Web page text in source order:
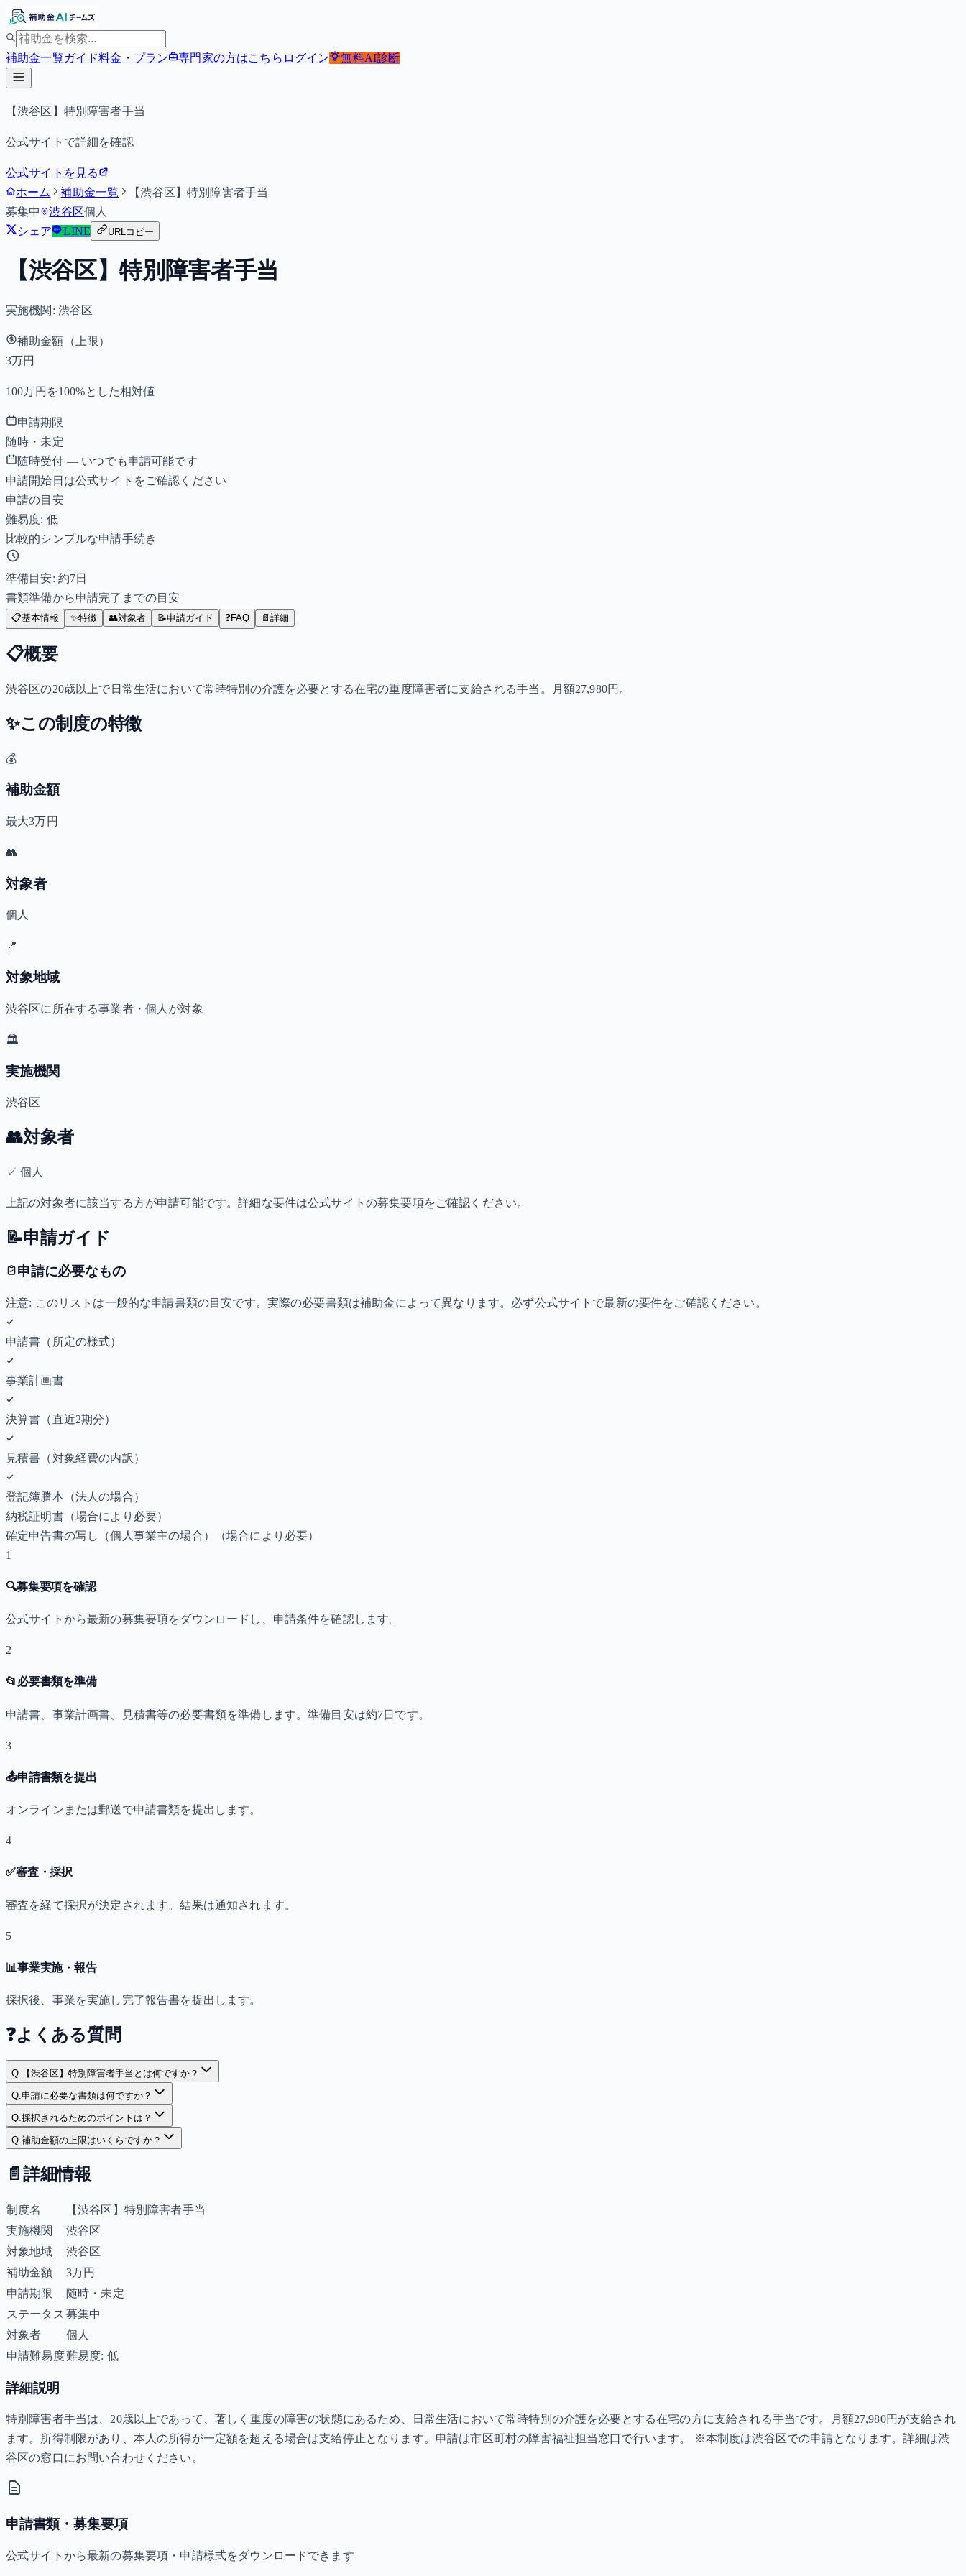
補助金一覧ガイド料金・プラン 専門家の方はこちら ログイン 無料AI診断
【渋谷区】特別障害者手当
公式サイトで詳細を確認
公式サイトを見る
ホーム
補助金一覧
【渋谷区】特別障害者手当
募集中
渋谷区個人
シェア
LINE URLコピー
【渋谷区】特別障害者手当
実施機関: 渋谷区
補助金額（上限）
3万円
100万円を100%とした相対値
申請期限
随時・未定
随時受付 — いつでも申請可能です
申請開始日は公式サイトをご確認ください
申請の目安
難易度: 低
比較的シンプルな申請手続き
準備目安: 約7日
書類準備から申請完了までの目安
📋基本情報 ✨特徴 👥対象者 📝申請ガイド ❓FAQ 📄 詳細
📋概要
渋谷区の20歳以上で日常生活において常時特別の介護を必要とする在宅の重度障害者に支給される手当。月額27,980円。
✨この制度の特徴
💰
補助金額
最大3万円
👥
対象者
個人
📍
対象地域
渋谷区に所在する事業者・個人が対象
🏛️
実施機関
渋谷区
👥対象者
✓個人
上記の対象者に該当する方が申請可能です。詳細な要件は公式サイトの募集要項をご確認ください。
📝申請ガイド
申請に必要なもの
注意: このリストは一般的な申請書類の目安です。実際の必要書類は補助金によって異なります。必ず公式サイトで最新の要件をご確認ください。
申請書（所定の様式）
事業計画書
決算書（直近2期分）
見積書（対象経費の内訳）
登記簿謄本（法人の場合）
納税証明書（場合により必要）
確定申告書の写し（個人事業主の場合）
（場合により必要）
1
🔍募集要項を確認
公式サイトから最新の募集要項をダウンロードし、申請条件を確認します。
2
📂 必要書類を準備
申請書、事業計画書、見積書等の必要書類を準備します。準備目安は約7日です。
3
📤申請書類を提出
オンラインまたは郵送で申請書類を提出します。
4
✅審査・採択
審査を経て採択が決定されます。結果は通知されます。
5
📊事業実施・報告
採択後、事業を実施し完了報告書を提出します。
❓よくある質問
Q. 【渋谷区】特別障害者手当とは何ですか？
Q.申請に必要な書類は何ですか？
Q.採択されるためのポイントは？
Q.補助金額の上限はいくらですか？
📄 詳細情報
制度名
【渋谷区】特別障害者手当
実施機関
渋谷区
対象地域
渋谷区
補助金額
3万円
申請期限
随時・未定
ステータス 募集中
対象者
個人
申請難易度難易度: 低
詳細説明
特別障害者手当は、20歳以上であって、著しく重度の障害の状態にあるため、日常生活において常時特別の介護を必要とする在宅の方に支給される手当です。月額27,980円が支給され
ます。所得制限があり、本人の所得が一定額を超える場合は支給停止となります。申請は市区町村の障害福祉担当窓口で行います。 ※本制度は渋谷区での申請となります。詳細は渋
谷区の窓口にお問い合わせください。
申請書類・募集要項
公式サイトから最新の募集要項・申請様式をダウンロードできます